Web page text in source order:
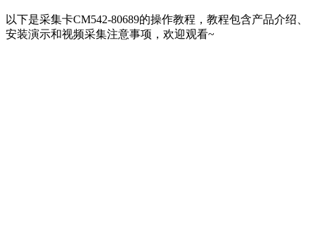
以下是采集卡CM542-80689的操作教程，教程包含产品介绍、
安装演示和视频采集注意事项，欢迎观看~